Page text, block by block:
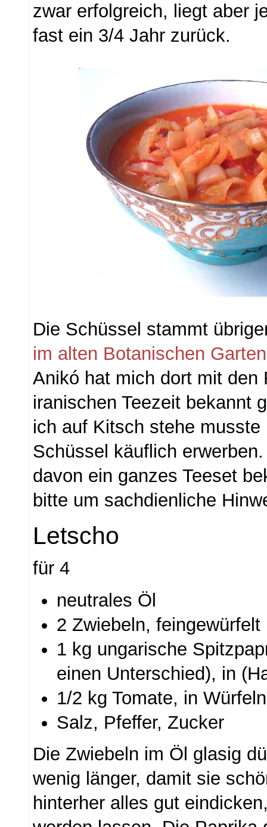
zwar erfolgreich, liegt aber
fast ein 3/4 Jahr zurück.
Die Schüssel stammt
im alten Botanischen
Anikó hat mich dort mit den
iranischen Teezeit bekannt
ich auf Kitsch stehe
Schüssel käuflich
davon ein ganzes Teeset
bitte um sachdienliche
Letscho
für 4
neutrales Öl
2 Zwiebeln, feingewürfelt
1 kg ungarische
einen Unterschied), in
1/2 kg Tomate, in Würfeln
Salz, Pfeffer, Zucker
Die Zwiebeln im Öl glasig
wenig länger, damit sie
hinterher alles gut